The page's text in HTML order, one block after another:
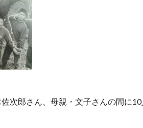
次郎さん、母親・文子さんの間に